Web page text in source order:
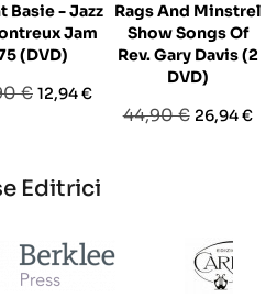
Basie - Jazz
Jam
(DVD)
€ Prezzo
12,94 €
Rags And Minstrel
Show Songs Of
Rev. Gary Davis (2
DVD)
Prezzo
44,90 € Prezzo
26,94 €
Editrici